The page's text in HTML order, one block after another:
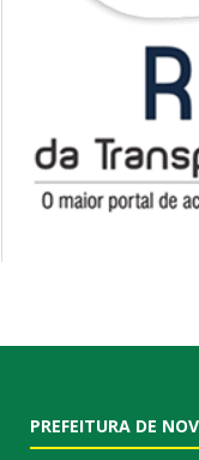
PREFEITURA DE